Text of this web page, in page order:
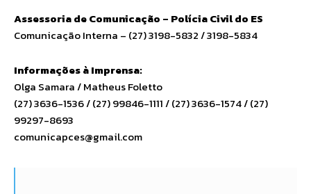
Assessoria de Comunicação – Polícia Civil do ES
Comunicação Interna – (27) 3198-5832 / 3198-5834
Informações à Imprensa:
Olga Samara / Matheus Foletto
(27) 3636-1536 / (27) 99846-1111 / (27) 3636-1574 / (27)
99297-8693
comunicapces@gmail.com